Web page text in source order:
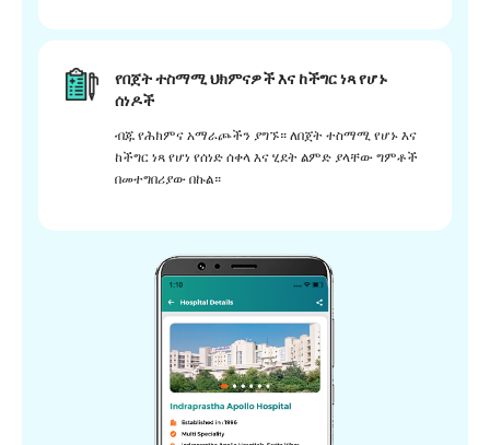
የበጀት ተስማሚ ህክምናዎች እና ከችግር ነጻ የሆኑ
ሰነዶች
ብጁ የሕክምና አማራጮችን ያግኙ። ለበጀት ተስማሚ የሆኑ እና
ከችግር ነጻ የሆነ የሰነድ ሰቀላ እና ሂደት ልምድ ያላቸው ግምቶች
በመተግበሪያው በኩል።